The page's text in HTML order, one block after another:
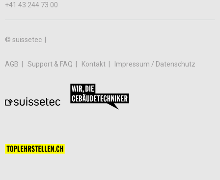
+41 43 244 73 00
© suissetec |
AGB Support & FAQ Kontakt Impressum / Datenschutz